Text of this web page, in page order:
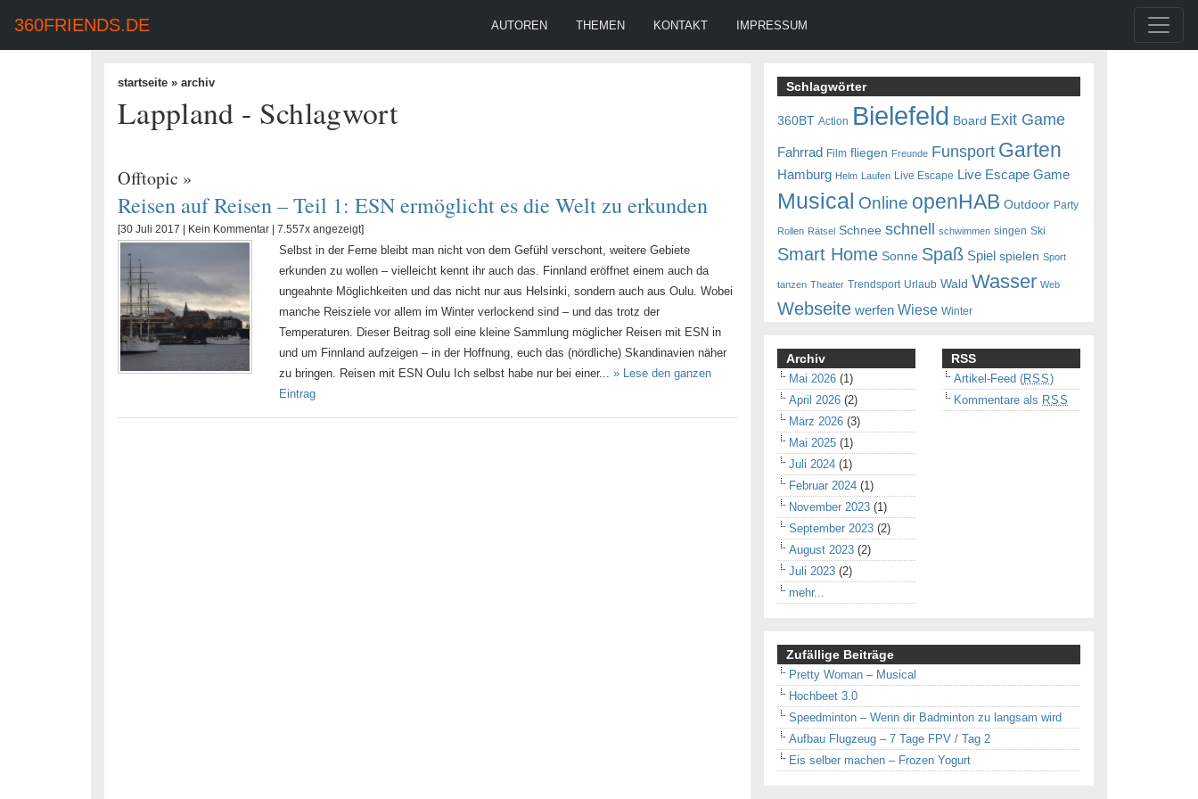
360FRIENDS.DE AUTOREN THEMEN KONTAKT IMPRESSUM
startseite » archiv
Lappland - Schlagwort
Offtopic »
Reisen auf Reisen – Teil 1: ESN ermöglicht es die Welt zu erkunden
[30 Juli 2017 | Kein Kommentar | 7.557x angezeigt]
Selbst in der Ferne bleibt man nicht von dem Gefühl verschont, weitere Gebiete
erkunden zu wollen – vielleicht kennt ihr auch das. Finnland eröffnet einem auch da
ungeahnte Möglichkeiten und das nicht nur aus Helsinki, sondern auch aus Oulu. Wobei
manche Reisziele vor allem im Winter verlockend sind – und das trotz der
Temperaturen. Dieser Beitrag soll eine kleine Sammlung möglicher Reisen mit ESN in
und um Finnland aufzeigen – in der Hoffnung, euch das (nördliche) Skandinavien näher
zu bringen. Reisen mit ESN Oulu Ich selbst habe nur bei einer...» Lese den ganzen
Eintrag
Schlagwörter
360BT Action Bielefeld Board Exit Game
Fahrrad Film fliegen Freunde Funsport Garten
Hamburg Helm Laufen Live Escape Live Escape Game
Musical Online openHAB Outdoor Party
Rollen Rätsel Schnee schnell schwimmen singen Ski
Smart Home Sonne Spaß Spiel spielen Sport
tanzen Theater Trendsport Urlaub Wald Wasser Web
Webseite werfen Wiese Winter
Archiv
Mai 2026 (1)
April 2026 (2)
März 2026 (3)
Mai 2025 (1)
Juli 2024 (1)
Februar 2024 (1)
November 2023 (1)
September 2023 (2)
August 2023 (2)
Juli 2023 (2)
mehr...
RSS
Artikel-Feed (RSS)
Kommentare als RSS
Zufällige Beiträge
Pretty Woman – Musical
Hochbeet 3.0
Speedminton – Wenn dir Badminton zu langsam wird
Aufbau Flugzeug – 7 Tage FPV / Tag 2
Eis selber machen – Frozen Yogurt